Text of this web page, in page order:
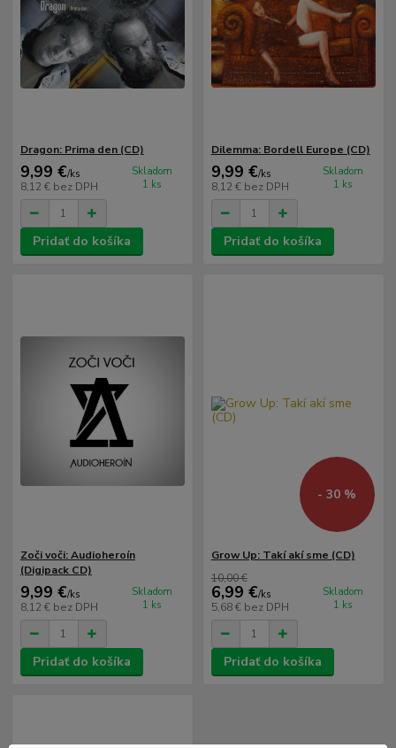
Dragon: Prima den (CD)
9,99 €/ks
8,12 € bez DPH
Skladom
1 ks
Pridať do košíka
Dilemma: Bordell Europe (CD)
9,99 €/ks
8,12 € bez DPH
Skladom
1 ks
Pridať do košíka
Zoči voči: Audioheroín
(Digipack CD)
9,99 €/ks
8,12 € bez DPH
Skladom
1 ks
Pridať do košíka
- 30 %
Grow Up: Takí akí sme (CD)
10,00 €
6,99 €/ks
5,68 € bez DPH
Skladom
1 ks
Pridať do košíka